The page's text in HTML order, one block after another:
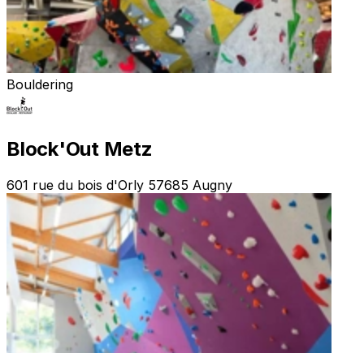
Bouldering
Block'Out Metz
601 rue du bois d'Orly 57685 Augny